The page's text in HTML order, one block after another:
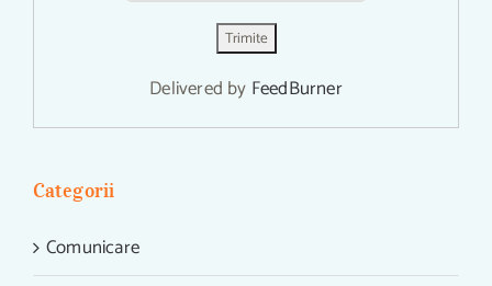
Delivered by FeedBurner
Categorii
Comunicare